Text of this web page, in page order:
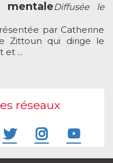
mentaleDiffusée le
par Catherine
Zittoun qui dirige le
et ...
réseaux